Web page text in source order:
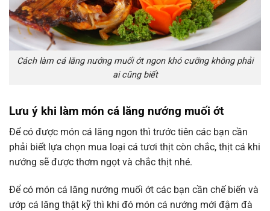
Cách làm cá lăng nướng muối ớt ngon khó cưỡng không phải
ai cũng biết
Lưu ý khi làm món cá lăng nướng muối ớt
Để có được món cá lăng ngon thì trước tiên các bạn cần
phải biết lựa chọn mua loại cá tươi thịt còn chắc, thịt cá khi
nướng sẽ được thơm ngọt và chắc thịt nhé.
Để có món cá lăng nướng muối ớt các bạn cần chế biến và
ướp cá lăng thật kỹ thì khi đó món cá nướng mới đậm đà